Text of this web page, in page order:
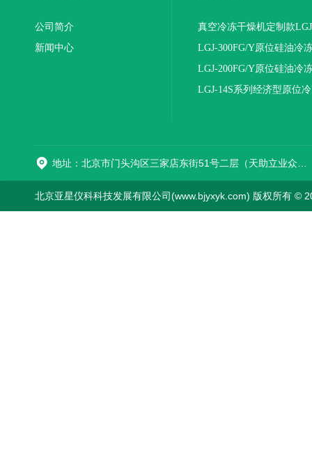
公司简介
新闻中心
真空冷冻干燥机定制款
16NS/C标准版
LGJ-300FG/Y原位硅油冷
机(压盖型)
LGJ-200FG/Y原位硅油冷
机(压盖型)
LGJ-14S系列经济型原位
北京亚星仪科科技发展有限公司(www.bjyxyk.com) 版权所有 ©